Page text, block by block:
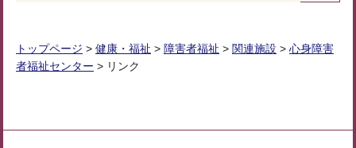
トップページ > 健康・福祉 > 障害者福祉 > 関連施設 > 心身障害
者福祉センター > リンク